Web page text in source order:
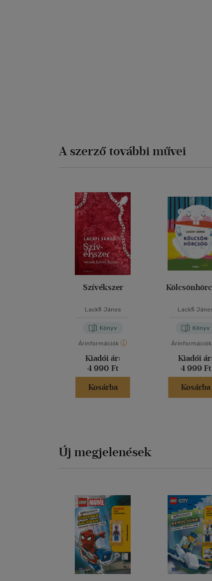
A szerző további művei
Szívékszer
Lackfi János
Könyv
Árinformációk
Kiadói ár:
4 990 Ft
Kosárba
Lackfi
Könyv
Árinformációk
Kiadói ár:
4 999 Ft
Kosárba
Új megjelenések